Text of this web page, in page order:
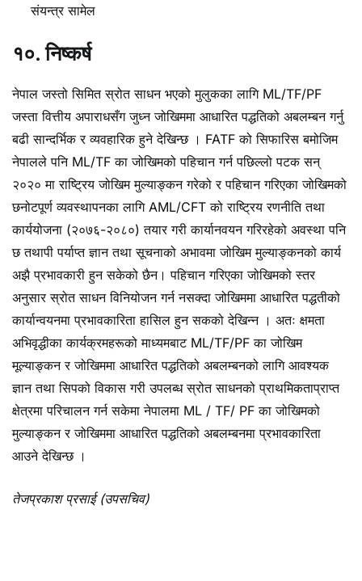
संयन्त्र सामेल
१०. निष्कर्ष
नेपाल जस्तो सिमित स्रोत साधन भएको मुलुकका लागि ML/TF/PF
जस्ता वित्तीय अपाराधसँग जुध्न जोखिममा आधारित पद्धतिको अबलम्बन गर्नु
बढी सान्दर्भिक र व्यवहारिक हुने देखिन्छ । FATF को सिफारिस बमोजिम
नेपालले पनि ML/TF का जोखिमको पहिचान गर्न पछिल्लो पटक सन्
२०२० मा राष्ट्रिय जोखिम मुल्याङ्कन गरेको र पहिचान गरिएका जोखिमको
छनोटपूर्ण व्यवस्थापनका लागि AML/CFT को राष्ट्रिय रणनीति तथा
कार्ययोजना (२०७६-२०८०) तयार गरी कार्यानवयन गरिरहेको अवस्था पनि
छ तथापी पर्याप्त ज्ञान तथा सूचनाको अभावमा जोखिम मुल्याङ्कनको कार्य
अझै प्रभावकारी हुन सकेको छैन। पहिचान गरिएका जोखिमको स्तर
अनुसार स्रोत साधन विनियोजन गर्न नसक्दा जोखिममा आधारित पद्धतीको
कार्यान्वयनमा प्रभावकारिता हासिल हुन सकको देखिन्न । अतः क्षमता
अभिवृद्धीका कार्यक्रमहरूको माध्यमबाट ML/TF/PF का जोखिम
मूल्याङ्कन र जोखिममा आधारित पद्धतिको अबलम्बनको लागि आवश्यक
ज्ञान तथा सिपको विकास गरी उपलब्ध स्रोत साधनको प्राथमिकताप्राप्त
क्षेत्रमा परिचालन गर्न सकेमा नेपालमा ML / TF/ PF का जोखिमको
मुल्याङ्कन र जोखिममा आधारित पद्धतिको अबलम्बनमा प्रभावकारिता
आउने देखिन्छ ।
तेजप्रकाश प्रसाई (उपसचिव)